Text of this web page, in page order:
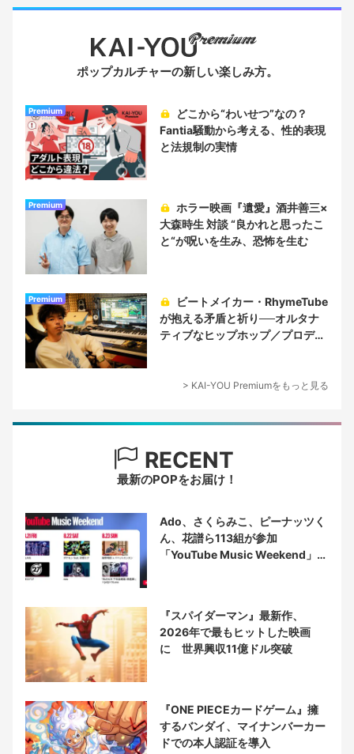
ポップカルチャーの新しい楽しみ方。
Premium
Fantia騒動から考える、性的表現
と法規制の実情
Premium
大森時生 対談 “良かれと思ったこ
と“が呪いを生み、恐怖を生む
Premium
が抱える矛盾と祈り──オルタナ
ティブなヒップホップ／プロデュ
> KAI-YOU Premiumをもっと見る
RECENT
最新のPOPをお届け！
Ado、さくらみこ、ピーナッツく
ん、花譜ら113組が参加
「YouTube Music Weekend」開
『スパイダーマン』最新作、
2026年で最もヒットした映画
に 世界興収11億ドル突破
『ONE PIECEカードゲーム』擁
するバンダイ、マイナンバーカー
ドでの本人認証を導入